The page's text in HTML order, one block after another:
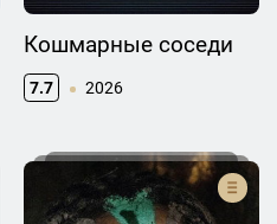
Кошмарные соседи
7.7 2026